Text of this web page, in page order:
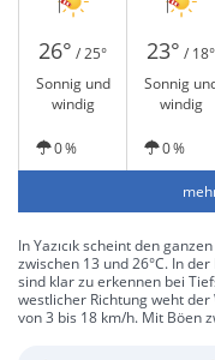
26° / 25° 23° / 18°
Sonnig und
windig
Sonnig
windig
0 % 0 %
In Yazıcık scheint den
zwischen 13 und 26°C. In
sind klar zu erkennen bei
westlicher Richtung weht
von 3 bis 18 km/h. Mit Böen